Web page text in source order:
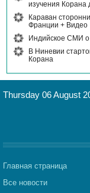
изучения
Караван
Франции + Видео
Индийское СМИ о
В Ниневии
Корана
Thursday 06 August
Главная страница
Все новости